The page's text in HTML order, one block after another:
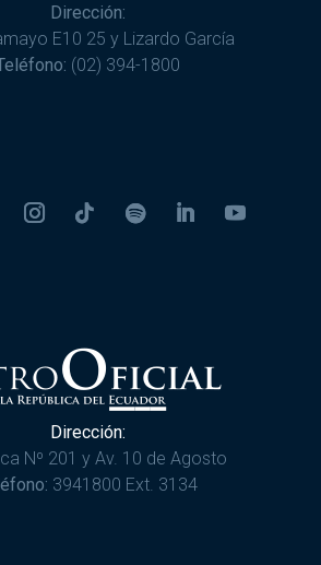
Dirección:
E10 25 y Lizardo García
(02) 394-1800
Dirección:
Nº 201 y Av. 10 de Agosto
3941800 Ext. 3134